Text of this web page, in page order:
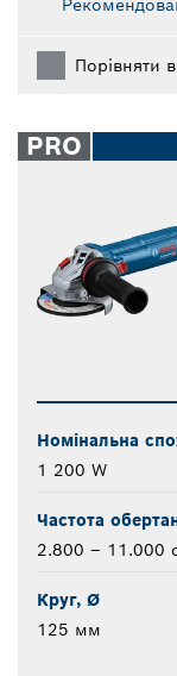
Порівняти
PRO
Номінальна
1 200 W
Частота
2.800 – 11.000
Круг, Ø
125 мм